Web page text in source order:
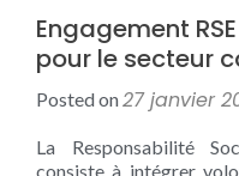
Engagement
pour le secteur
Posted on27 janvier
La Responsabilité
consiste à intégrer